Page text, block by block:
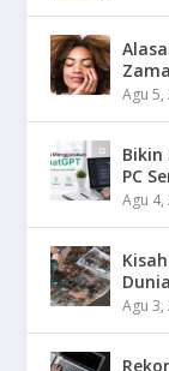
Agu 5,
Bikin
PC
Agu 4,
Agu 3,